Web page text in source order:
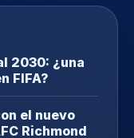
2030: ¿una
FIFA?
el nuevo
Richmond